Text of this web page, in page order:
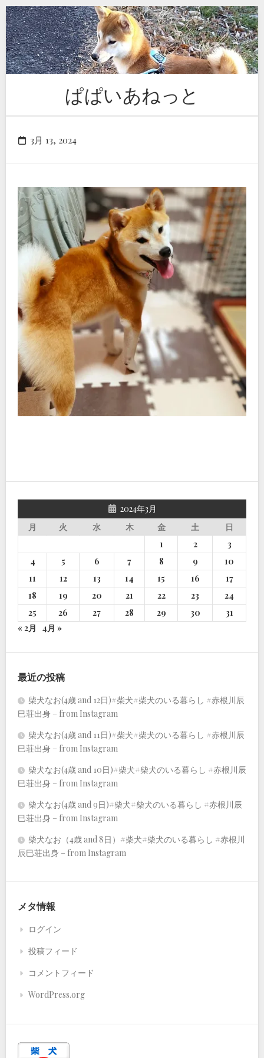
Skip
to
content
ぱぱいあねっと
3月 13, 2024
2024年3月
月
火 水 木 金 土
日
1
2
3
4
5 6 7 8 9
10
11
12 13 14 15 16
17
18
19 20 21 22 23
24
25
26 27 28 29 30
31
« 2月
4月 »
最近の投稿
柴犬なお(4歳 and 12日)#柴犬#柴犬のいる暮らし #赤根川辰
巳荘出身 – from Instagram
柴犬なお(4歳 and 11日)#柴犬#柴犬のいる暮らし #赤根川辰
巳荘出身 – from Instagram
柴犬なお(4歳 and 10日)#柴犬#柴犬のいる暮らし #赤根川辰
巳荘出身 – from Instagram
柴犬なお(4歳 and 9日)#柴犬#柴犬のいる暮らし #赤根川辰
巳荘出身 – from Instagram
柴犬なお（4歳 and 8日）#柴犬#柴犬のいる暮らし #赤根川
辰巳荘出身 – from Instagram
メタ情報
ログイン
投稿フィード
コメントフィード
WordPress.org